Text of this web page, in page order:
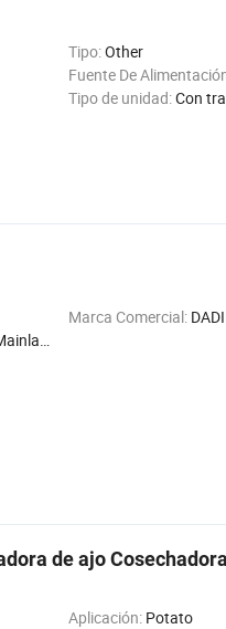
Tipo:Other
Fuente De
Tipo de unidad:Con
Marca Comercial: DADI
de ajo
Aplicación: Potato